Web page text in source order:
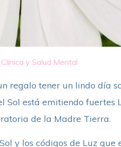
y Salud Mental
regalo tener un lindo día
Sol está emitiendo fuertes
de la Madre Tierra.
y los códigos de Luz que